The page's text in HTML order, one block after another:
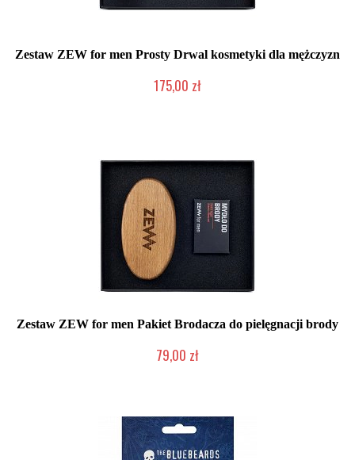
Zestaw ZEW for men Prosty Drwal kosmetyki dla mężczyzn
175,00 zł
Zestaw ZEW for men Pakiet Brodacza do pielęgnacji brody
79,00 zł